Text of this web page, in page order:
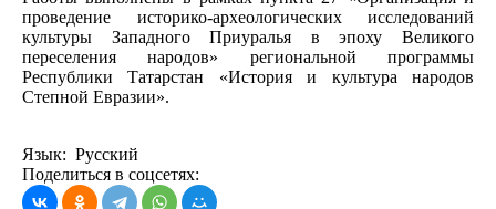
проведение историко-археологических исследований
культуры Западного Приуралья в эпоху Великого
переселения народов» региональной программы
Республики Татарстан «История и культура народов
Степной Евразии».
Язык: Русский
Поделиться в соцсетях: